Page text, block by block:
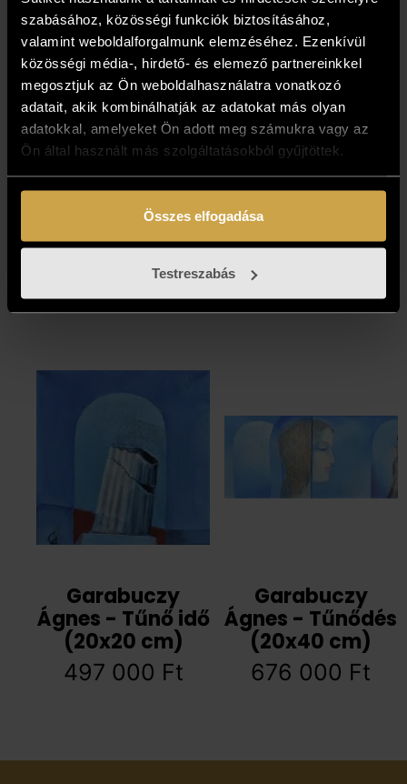
szabásához, közösségi funkciók biztosításához,
valamint weboldalforgalmunk elemzéséhez. Ezenkívül
közösségi média-, hirdető- és elemező partnereinkkel
megosztjuk az Ön weboldalhasználatra vonatkozó
adatait, akik kombinálhatják az adatokat más olyan
adatokkal, amelyeket Ön adott meg számukra vagy az
Ön által használt más szolgáltatásokból gyűjtöttek.
Összes elfogadása
Testreszabás
Garabuczy
Ágnes -
Oltalmazó
(80x60 cm)
1 487 000Ft
Garabuczy
Ágnes - Tűnő idő
(70x100 cm)
2 917 000
Garabuczy
Ágnes - Tűnő idő
(20x20 cm)
497 000 Ft
Garabuczy
Ágnes - Tűnődés
(20x40 cm)
676 000 Ft